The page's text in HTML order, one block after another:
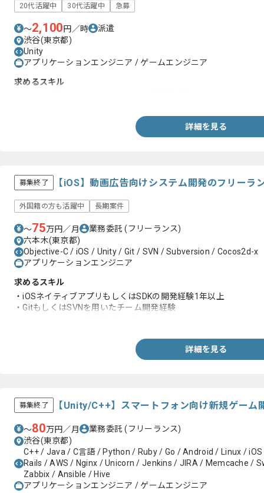
20代活躍中 30代活躍中 急募
〜2,100円／時
派遣
渋谷(東京都)
Unity
アプリケーションエンジニア / ゲームエンジニア
求めるスキル
詳細を見る
募集終了 【iOS】動画広告向けシステム開発のフリーラ
外国籍の方も活躍中 長期案件
〜75万円／月 業務委託(フリーランス)
六本木(東京都)
Objective-C / iOS / Unity / Git / SVN / Subversion / Cocos2d-x
アプリケーションエンジニア
求めるスキル
・iOSネイティブアプリもしくはSDKの開発経験1年以上
・GitもしくはSVNを用いたチーム開発経験
詳細を見る
募集終了 【Unity/C++】スマートフォン向け新規ゲーム
〜80万円／月 業務委託(フリーランス)
渋谷(東京都)
C++ / Java / C言語 / Python / Ruby / Go / Android / Linux /
Rails / AWS / Nginx / Unicorn / Jenkins / JIRA / Memcache /
Zabbix / Ansible / Hive
アプリケーションエンジニア / ゲームエンジニア